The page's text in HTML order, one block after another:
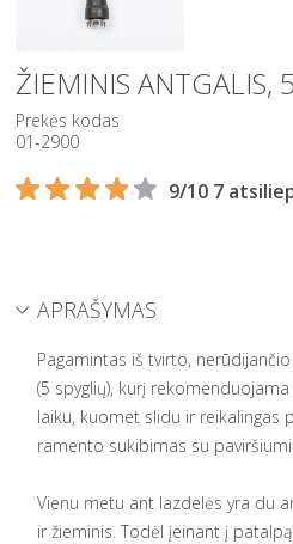
ŽIEMINIS ANTGALIS,
Prekės kodas
01-2900
9/10 7
APRAŠYMAS
Pagamintas iš tvirto,
(5 spyglių), kurį
laiku, kuomet slidu ir reikalingas
ramento sukibimas su paviršiumi.
Vienu metu ant lazdelės yra du
ir žieminis. Todėl įeinant į